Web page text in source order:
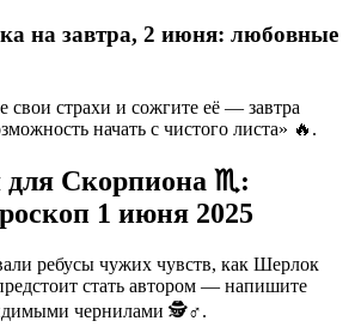
на завтра, 2 июня: любовные
свои страхи и сожгите её — завтра
начать с чистого листа» 🔥.
Скорпиона ♏:
1 июня 2025
ребусы чужих чувств, как Шерлок
стать автором — напишите
чернилами 🕵️♂️.